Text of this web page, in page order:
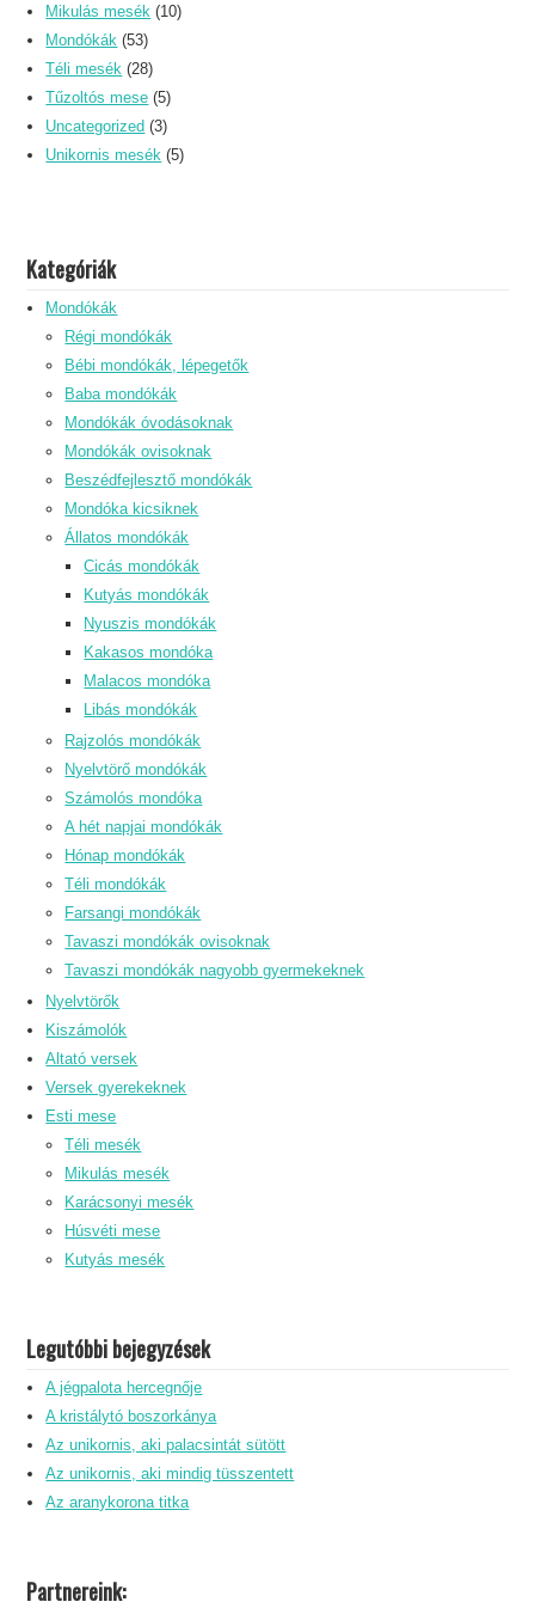
Mikulás mesék (10)
Mondókák (53)
Téli mesék (28)
Tűzoltós mese (5)
Uncategorized (3)
Unikornis mesék (5)
Kategóriák
Mondókák
Régi mondókák
Bébi mondókák, lépegetők
Baba mondókák
Mondókák óvodásoknak
Mondókák ovisoknak
Beszédfejlesztő mondókák
Mondóka kicsiknek
Állatos mondókák
Cicás mondókák
Kutyás mondókák
Nyuszis mondókák
Kakasos mondóka
Malacos mondóka
Libás mondókák
Rajzolós mondókák
Nyelvtörő mondókák
Számolós mondóka
A hét napjai mondókák
Hónap mondókák
Téli mondókák
Farsangi mondókák
Tavaszi mondókák ovisoknak
Tavaszi mondókák nagyobb gyermekeknek
Nyelvtörők
Kiszámolók
Altató versek
Versek gyerekeknek
Esti mese
Téli mesék
Mikulás mesék
Karácsonyi mesék
Húsvéti mese
Kutyás mesék
Legutóbbi bejegyzések
A jégpalota hercegnője
A kristálytó boszorkánya
Az unikornis, aki palacsintát sütött
Az unikornis, aki mindig tüsszentett
Az aranykorona titka
Partnereink: